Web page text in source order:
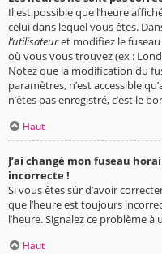
Il est possible que l’heure
celui dans lequel vous êtes.
l’utilisateuret modifiez le fuseau
où vous vous trouvez (ex :
Notez que la modification du
paramètres, n’est accessible
n’êtes pas enregistré, c’est le
Haut
J’ai changé mon fuseau
incorrecte !
Si vous êtes sûr d’avoir
que l’heure est toujours
l’heure. Signalez ce problème
Haut